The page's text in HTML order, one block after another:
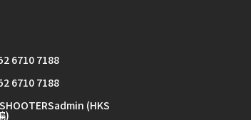
6710 7188
6710 7188
(HKS
)